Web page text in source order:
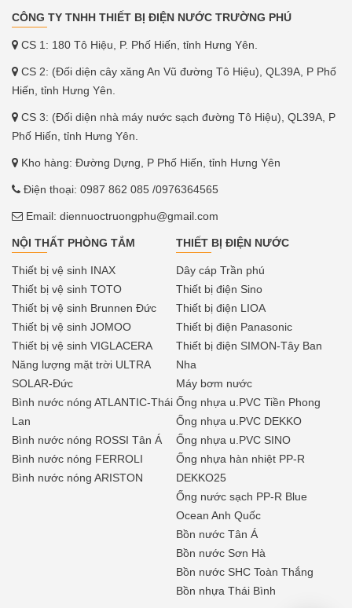
CÔNG TY TNHH THIẾT BỊ ĐIỆN NƯỚC TRƯỜNG PHÚ
CS 1: 180 Tô Hiệu, P. Phố Hiến, tỉnh Hưng Yên.
CS 2: (Đối diện cây xăng An Vũ đường Tô Hiệu), QL39A, P Phố
Hiến, tỉnh Hưng Yên.
CS 3: (Đối diện nhà máy nước sạch đường Tô Hiệu), QL39A, P
Phố Hiến, tỉnh Hưng Yên.
Kho hàng: Đường Dựng, P Phố Hiến, tỉnh Hưng Yên
Điện thoại: 0987 862 085 /0976364565
Email: diennuoctruongphu@gmail.com
NỘI THẤT PHÒNG TẮM
Thiết bị vệ sinh INAX
Thiết bị vệ sinh TOTO
Thiết bị vệ sinh Brunnen Đức
Thiết bị vệ sinh JOMOO
Thiết bị vệ sinh VIGLACERA
Năng lượng mặt trời ULTRA
SOLAR-Đức
Bình nước nóng ATLANTIC-Thái
Lan
Bình nước nóng ROSSI Tân Á
Bình nước nóng FERROLI
Bình nước nóng ARISTON
THIẾT BỊ ĐIỆN NƯỚC
Dây cáp Trần phú
Thiết bị điện Sino
Thiết bị điện LIOA
Thiết bị điện Panasonic
Thiết bị điện SIMON-Tây Ban
Nha
Máy bơm nước
Ống nhựa u.PVC Tiền Phong
Ống nhựa u.PVC DEKKO
Ống nhựa u.PVC SINO
Ống nhựa hàn nhiệt PP-R
DEKKO25
Ống nước sạch PP-R Blue
Ocean Anh Quốc
Bồn nước Tân Á
Bồn nước Sơn Hà
Bồn nước SHC Toàn Thắng
Bồn nhựa Thái Bình